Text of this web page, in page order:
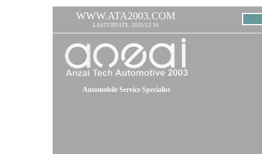
WWW.ATA2003.COM
LASTUPDATE: 2025/12/10
Automobile Service Specialist